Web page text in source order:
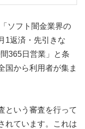
ソフト闇金業界の
1返済・先引きな
365日営業」と条
国から利用者が集ま
という審査を行って
れています。これは